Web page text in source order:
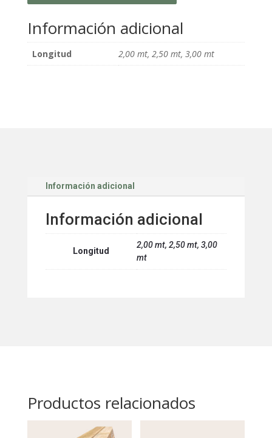
Información adicional
Longitud 2,00 mt, 2,50 mt, 3,00 mt
Información adicional
Información adicional
Longitud
2,00 mt, 2,50 mt, 3,00
mt
Productos relacionados